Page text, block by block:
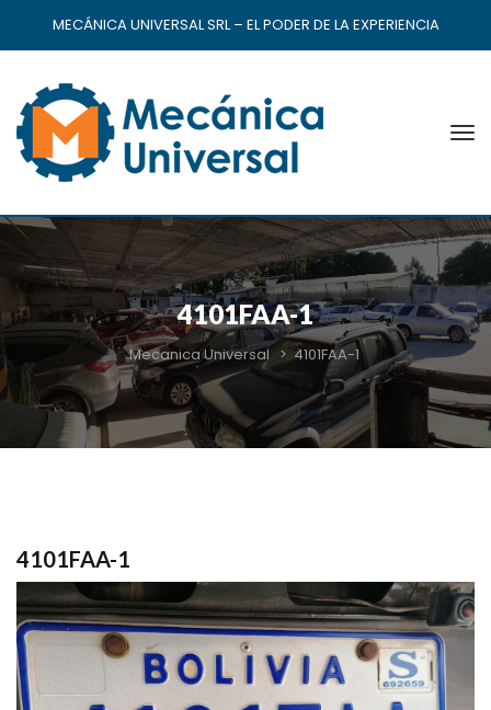
MECÁNICA UNIVERSAL SRL – EL PODER DE LA EXPERIENCIA
4101FAA-1
Mecanica Universal >4101FAA-1
4101FAA-1